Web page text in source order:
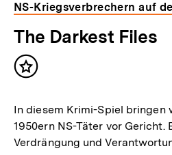
NS-Kriegsverbrechern auf
The Darkest Files
Inhalt
In diesem Krimi-Spiel bringen
1950ern NS-Täter vor Gericht.
Verdrängung und